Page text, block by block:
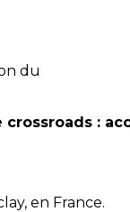
du
crossroads :
en France.